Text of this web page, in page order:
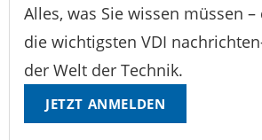
Alles, was Sie wissen müssen
die wichtigsten VDI
der Welt der Technik.
JETZT ANMELDEN